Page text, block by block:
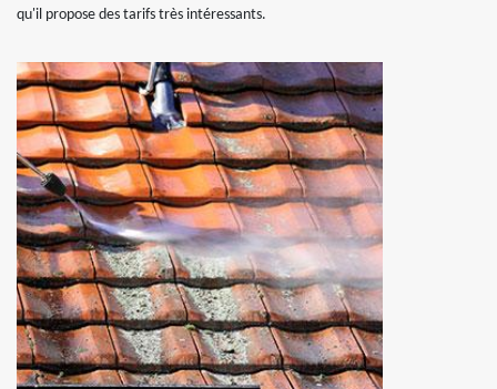
qu'il propose des tarifs très intéressants.